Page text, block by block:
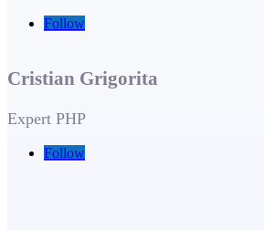
Follow
Cristian Grigorita
Expert PHP
Follow